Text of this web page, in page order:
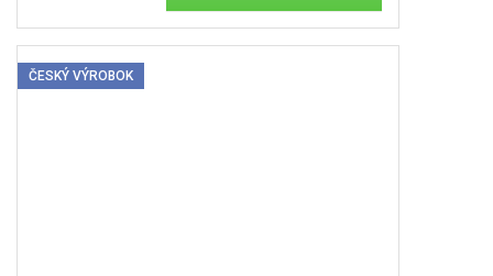
ČESKÝ VÝROBOK